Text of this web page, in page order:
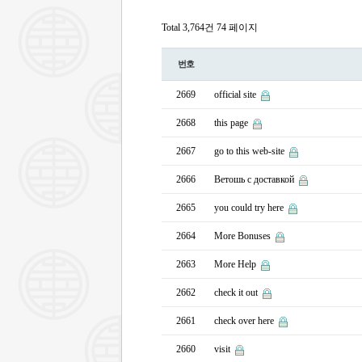
Total 3,764건 74 페이지
번호
2669 official site
2668 this page
2667 go to this web-site
2666 Ветошь с доставкой
2665 you could try here
2664 More Bonuses
2663 More Help
2662 check it out
2661 check over here
2660 visit